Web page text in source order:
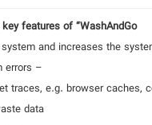
features of “WashAndGo
– Repairs system errors
traces, e.g. browser caches,
data